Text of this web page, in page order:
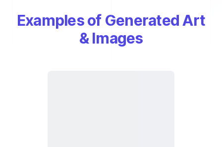
Examples of Generated Art
& Images